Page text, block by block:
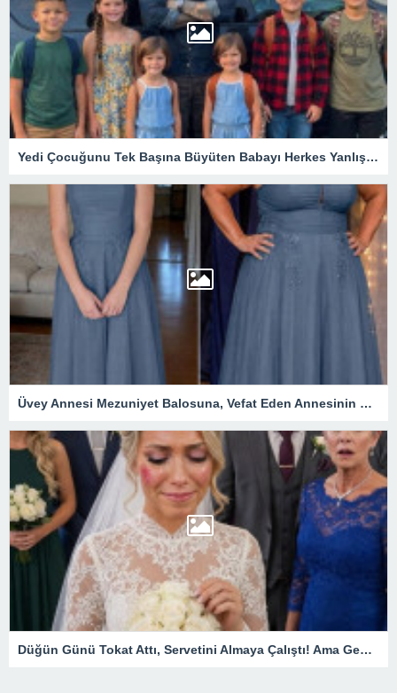
Yedi Çocuğunu Tek Başına Büyüten Babayı Herkes Yanlış Anladı! Gerçek Ortaya Çıkınca Tüm Mahalle Sessizliğe Büründü
Üvey Annesi Mezuniyet Balosuna, Vefat Eden Annesinin Diktiği Elbisenin Aynısıyla Geldi! Ama O Gece Ortaya Çıkan Gerçek Herkesi Derinden Etkiledi
Düğün Günü Tokat Attı, Servetini Almaya Çalıştı! Ama Genç Kadının Tek Hamlesi Her Şeyi Tersine Çevirdi